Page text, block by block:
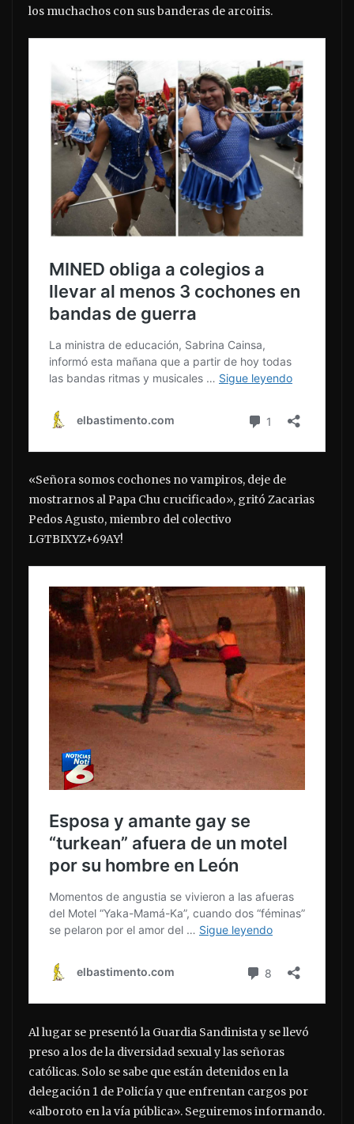
los muchachos con sus banderas de arcoiris.
«Señora somos cochones no vampiros, deje de
mostrarnos al Papa Chu crucificado», gritó Zacarias
Pedos Agusto, miembro del colectivo
LGTBIXYZ+69AY!
Al lugar se presentó la Guardia Sandinista y se llevó
preso a los de la diversidad sexual y las señoras
católicas. Solo se sabe que están detenidos en la
delegación 1 de Policía y que enfrentan cargos por
«alboroto en la vía pública». Seguiremos informando.